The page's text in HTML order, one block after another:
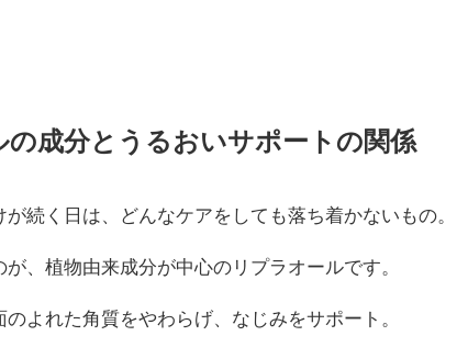
の成分とうるおいサポートの関係
続く日は、どんなケアをしても落ち着かないもの。
、植物由来成分が中心のリプラオールです。
よれた角質をやわらげ、なじみをサポート。